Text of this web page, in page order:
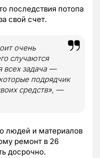
последствия потопа
свой счет.
очень
случаются
всех задача —
подрядчик
средств», —
людей и материалов
ремонт в 26
досрочно.